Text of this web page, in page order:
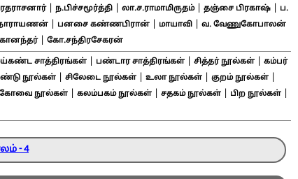
| ந.பிச்சமூர்த்தி லா.ச.ராமாமிருதம்| தஞ்சை பிரகாஷ்
ப.
நாராயணன்| பனசை கண்ணபிரான்| மாயாவி| வ. வேணுகோபாலன்
| கோ.சந்திரசேகரன்
சாத்திரங்கள்| பண்டார சாத்திரங்கள்| சித்தர் நூல்கள்| கம்பர்
நூல்கள்| சிலேடை நூல்கள்| உலா நூல்கள்| குறம் நூல்கள்|
நூல்கள்| கலம்பகம் நூல்கள்| சதகம் நூல்கள்| பிற நூல்கள்|
- 4